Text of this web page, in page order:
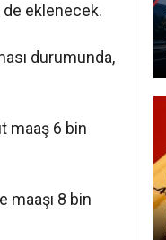
de eklenecek.
durumunda,
maaş 6 bin
maaşı 8 bin